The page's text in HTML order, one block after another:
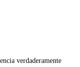
verdaderamente